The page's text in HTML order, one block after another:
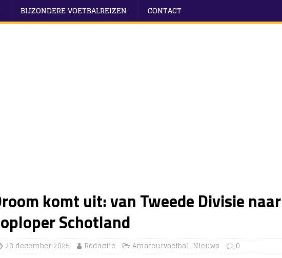
BIJZONDERE VOETBALREIZEN CONTACT
komt uit: van Tweede Divisie naar
Schotland
23 december 2025 Redactie Amateurvoetbal, Nieuws 0